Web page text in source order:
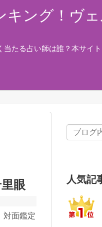
キング！ヴ
たる占い師は誰？本サイ
眼
対面鑑定
人気記